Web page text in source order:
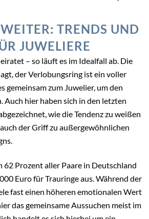
Warum Alleskönner heute